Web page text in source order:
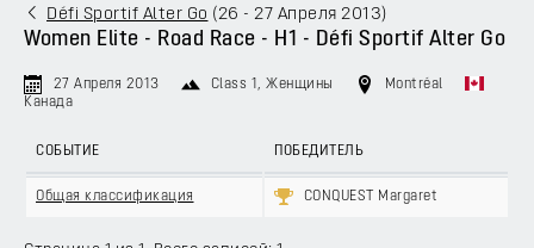
Défi Sportif Alter Go (26 - 27 Апреля 2013)
Women Elite - Road Race - H1 - Défi Sportif Alter Go
27 Апреля 2013 Class 1 , Женщины
Montréal
Канада
СОБЫТИЕ ПОБЕДИТЕЛЬ
Общая классификация CONQUEST Margaret